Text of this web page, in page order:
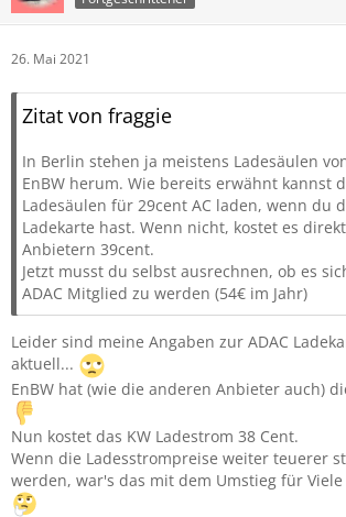
26. Mai 2021
Zitat von fraggie
In Berlin stehen ja meistens Ladesäulen
EnBW herum. Wie bereits erwähnt kannst
Ladesäulen für 29cent AC laden, wenn du
Ladekarte hast. Wenn nicht, kostet es
Anbietern 39cent.
Jetzt musst du selbst ausrechnen, ob es
ADAC Mitglied zu werden (54€ im Jahr)
Leider sind meine Angaben zur ADAC
aktuell...
EnBW hat (wie die anderen Anbieter auch)
Nun kostet das KW Ladestrom 38 Cent.
Wenn die Ladesstrompreise weiter teuerer
werden, war's das mit dem Umstieg für